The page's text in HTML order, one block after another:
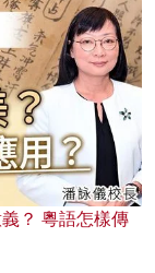
？ 粵語怎樣傳